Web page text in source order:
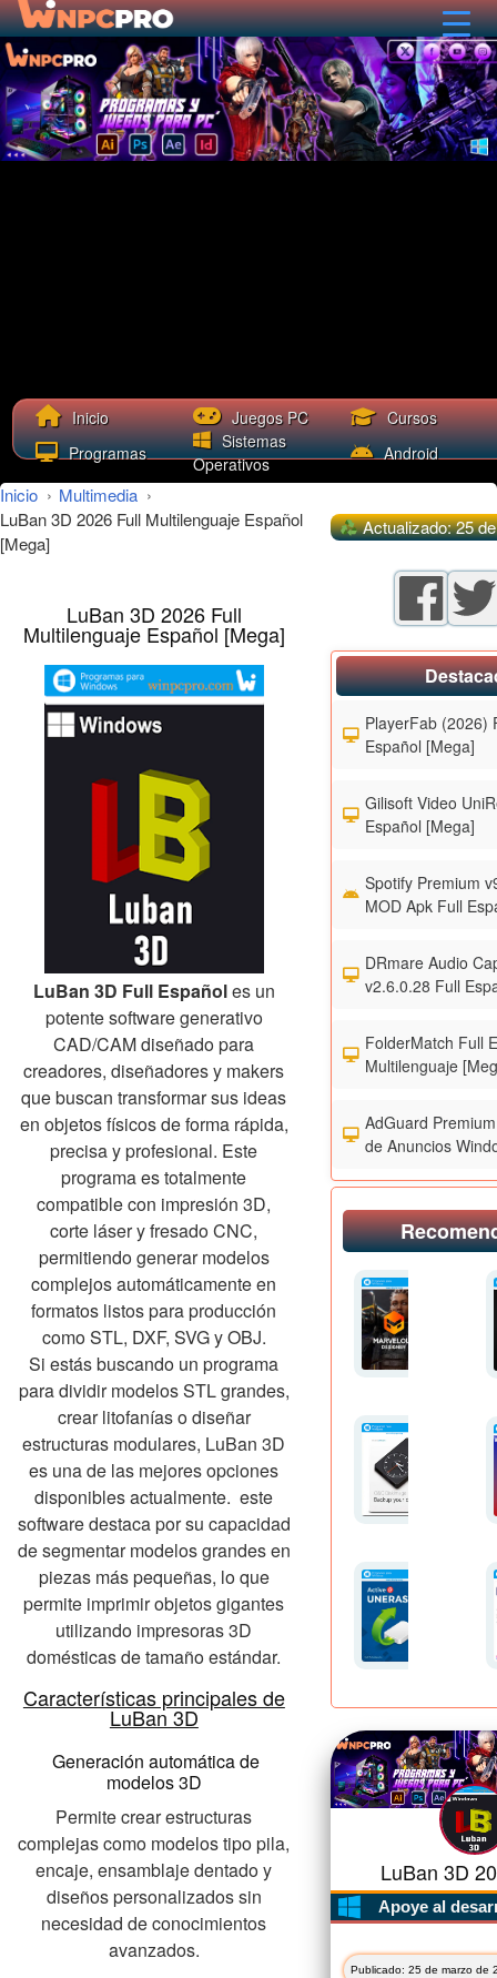
Inicio Juegos PC
Cursos
Programas
Sistemas
Operativos
Android
Inicio › Multimedia ›
LuBan 3D 2026 Full Multilenguaje Español
[Mega]
LuBan 3D 2026 Full
Multilenguaje Español [Mega]
LuBan 3D Full Españoles un
potente software generativo
CAD/CAM diseñado para
creadores, diseñadores y makers
que buscan transformar sus ideas
en objetos físicos de forma rápida,
precisa y profesional. Este
programa es totalmente
compatible con impresión 3D,
corte láser y fresado CNC,
permitiendo generar modelos
complejos automáticamente en
formatos listos para producción
como STL, DXF, SVG y OBJ.
Si estás buscando un programa
para dividir modelos STL grandes,
crear litofanías o diseñar
estructuras modulares, LuBan 3D
es una de las mejores opciones
disponibles actualmente. este
software destaca por su capacidad
de segmentar modelos grandes en
piezas más pequeñas, lo que
permite imprimir objetos gigantes
utilizando impresoras 3D
domésticas de tamaño estándar.
Características principales de
LuBan 3D
Generación automática de
modelos 3D
Permite crear estructuras
complejas como modelos tipo pila,
encaje, ensamblaje dentado y
diseños personalizados sin
necesidad de conocimientos
avanzados.
Actualizado: 25
PlayerFab (2026)
Español [Mega]
Gilisoft Video
Español [Mega]
Spotify Premium
MOD Apk Full
DRmare Audio
v2.6.0.28 Full
FolderMatch Full
Multilenguaje
AdGuard
de Anuncios
LuBan 3D
Apoye al
Publicado: 25 de marzo de